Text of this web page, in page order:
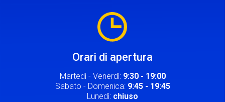
Orari di apertura
Martedì - Venerdì: 9:30 - 19:00
Sabato - Domenica: 9:45 - 19:45
Lunedì: chiuso